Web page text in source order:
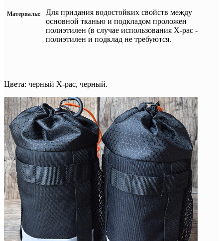
Материалы:
Для придания водостойких свойств между
основной тканью и подкладом проложен
полиэтилен (в случае использования X-pac -
полиэтилен и подклад не требуются.
Цвета: черный X-pac, черный.